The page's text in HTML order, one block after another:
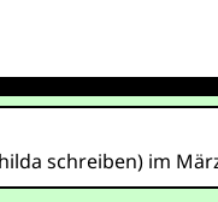
schreiben) im